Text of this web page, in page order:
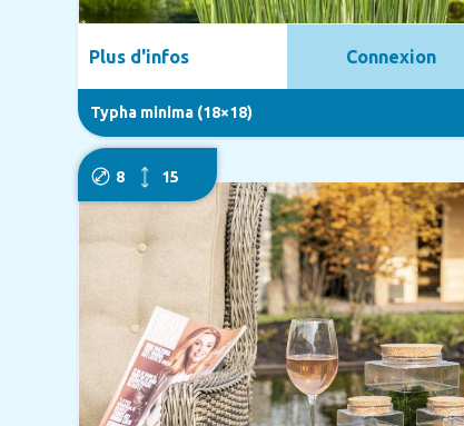
Typha minima (18×18)
Plus d'infos Connexion
8 15